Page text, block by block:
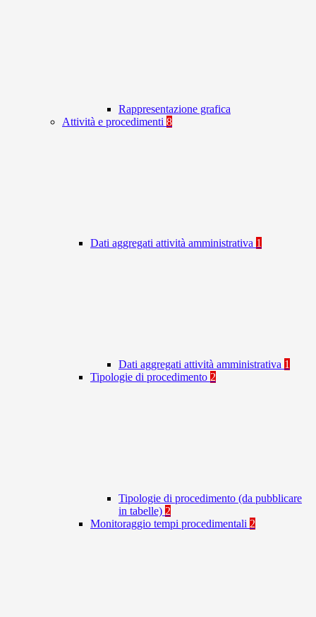
Rappresentazione grafica
Attività e procedimenti 8
Dati aggregati attività amministrativa 1
Dati aggregati attività amministrativa 1
Tipologie di procedimento 2
Tipologie di procedimento (da pubblicare
in tabelle) 2
Monitoraggio tempi procedimentali 2